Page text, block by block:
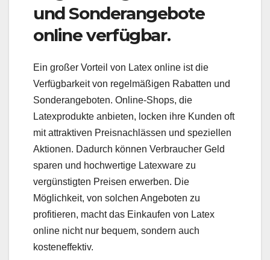
und Sonderangebote
online verfügbar.
Ein großer Vorteil von Latex online ist die
Verfügbarkeit von regelmäßigen Rabatten und
Sonderangeboten. Online-Shops, die
Latexprodukte anbieten, locken ihre Kunden oft
mit attraktiven Preisnachlässen und speziellen
Aktionen. Dadurch können Verbraucher Geld
sparen und hochwertige Latexware zu
vergünstigten Preisen erwerben. Die
Möglichkeit, von solchen Angeboten zu
profitieren, macht das Einkaufen von Latex
online nicht nur bequem, sondern auch
kosteneffektiv.